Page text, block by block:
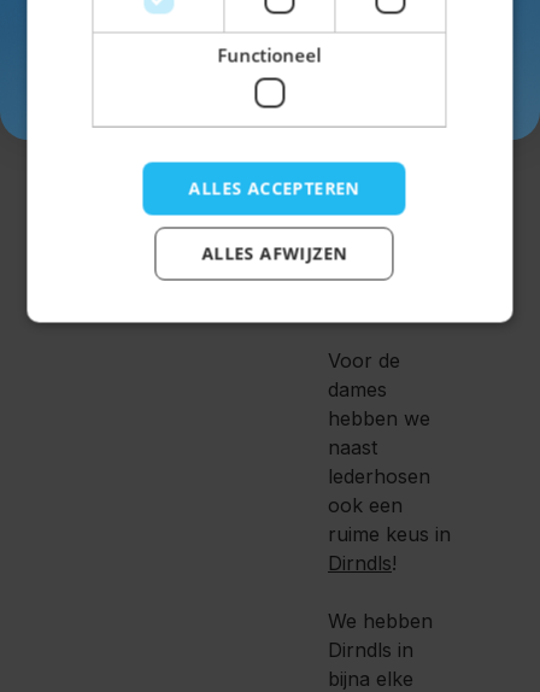
Lederhose
Stel
gemakkelijk je
hele outfit
samenop de
site!
Voor de
dames
hebben we
naast
lederhosen
ook een
ruime keus in
Dirndls!
We hebben
Dirndls in
bijna elke
Functioneel
ALLES ACCEPTEREN
ALLES AFWIJZEN
Inschrijven